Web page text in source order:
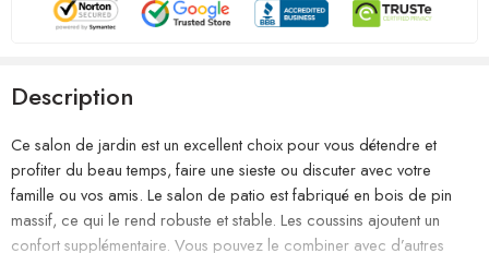
Description
Ce salon de jardin est un excellent choix pour vous détendre et
profiter du beau temps, faire une sieste ou discuter avec votre
famille ou vos amis. Le salon de patio est fabriqué en bois de pin
massif, ce qui le rend robuste et stable. Les coussins ajoutent un
confort supplémentaire. Vous pouvez le combiner avec d’autres